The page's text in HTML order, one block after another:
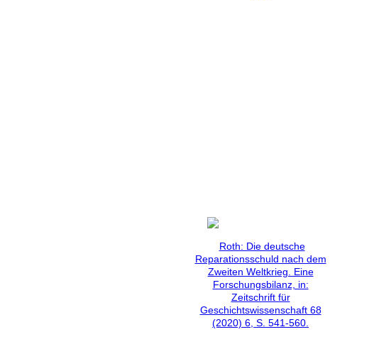
Roth: Die deutsche
Reparationsschuld nach dem
Zweiten Weltkrieg. Eine
Forschungsbilanz, in:
Zeitschrift für
Geschichtswissenschaft 68
(2020) 6, S. 541-560.